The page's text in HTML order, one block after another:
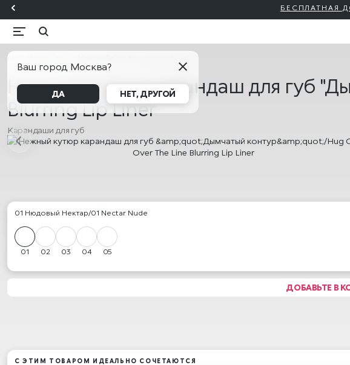
БЕСПЛАТНАЯ
Ваш город Москва?
ДА НЕТ, ДРУГОЙ
KIKO Милан
Нежный кутюр карандаш для губ
Blurring Lip Liner
Карандаши для губ
01 Нюдовый Нектар/01 Nectar Nude
01 02 03 04 05
ДОБАВЬТЕ В
С ЭТИМ ТОВАРОМ ИДЕАЛЬНО СОЧЕТАЮТСЯ